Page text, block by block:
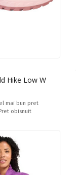
Hike Low W
mai bun pret
obisnuit